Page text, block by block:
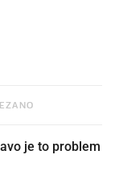
je to problem